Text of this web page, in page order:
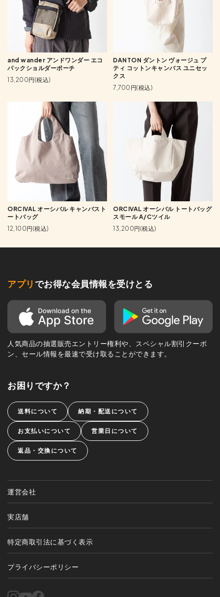
and wander アンドワンダー エコ
パックショルダーポーチ
13,200円(税込)
DANTON ダントン ヴォージュ プ
ティ コットンキャンバス ユニセッ
クス
7,700円(税込)
ORCIVAL オーシバル キャンバスト
ートバッグ
12,100円(税込)
ORCIVAL オーシバル トートバッグ
スモール A/Cツイル
13,200円(税込)
アプリ でお得な会員情報を受けとる
人気商品の抽選販売エントリー権利や、スペシャル割引クーポ
ン、セール情報を最速で受け取ることができます。
お困りですか？
送料について 納期・配送について
お支払いについて 営業日について
返品・交換について
運営会社
実店舗
特定商取引法に基づく表示
プライバシーポリシー